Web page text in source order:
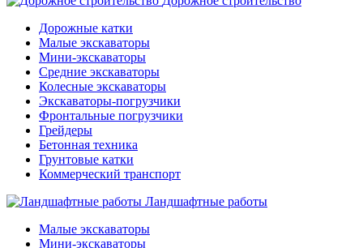
Дорожные катки
Малые экскаваторы
Мини-экскаваторы
Средние экскаваторы
Колесные экскаваторы
Экскаваторы-погрузчики
Фронтальные погрузчики
Грейдеры
Бетонная техника
Грунтовые катки
Коммерческий транспорт
Ландшафтные работы
Малые экскаваторы
Мини-экскаваторы